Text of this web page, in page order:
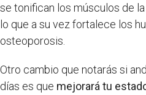
se tonifican los músculos de
lo que a su vez fortalece los
osteoporosis.
Otro cambio que notarás si
días es que mejorará tu